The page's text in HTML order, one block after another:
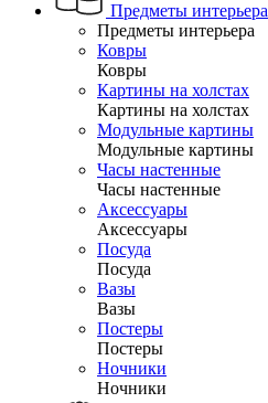
Предметы интерьера
Предметы интерьера
Ковры
Ковры
Картины на холстах
Картины на холстах
Модульные картины
Модульные картины
Часы настенные
Часы настенные
Аксессуары
Аксессуары
Посуда
Посуда
Вазы
Вазы
Постеры
Постеры
Ночники
Ночники